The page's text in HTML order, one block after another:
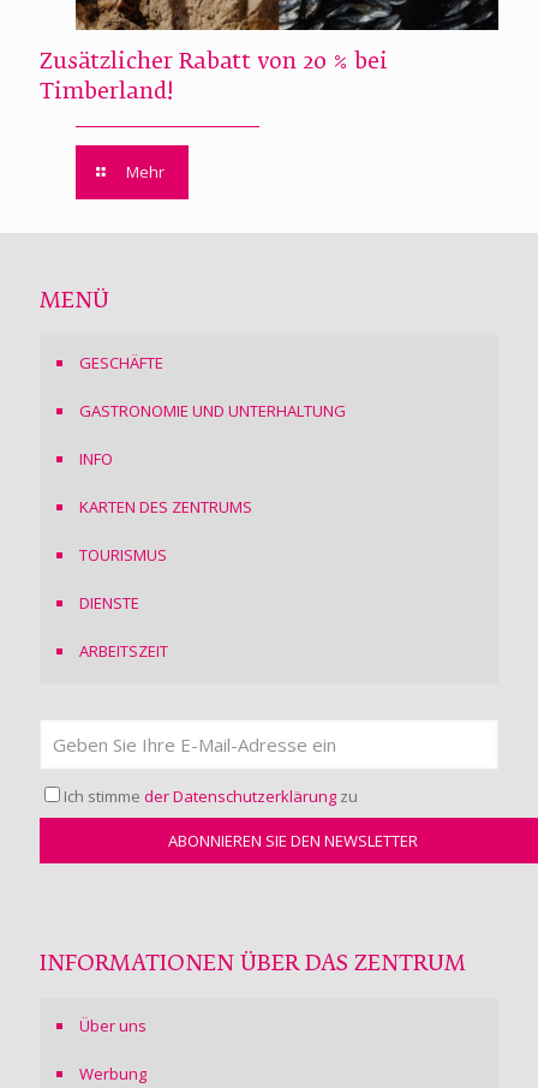
Zusätzlicher Rabatt von 20 % bei
Timberland!
Mehr
MENÜ
GESCHÄFTE
GASTRONOMIE UND UNTERHALTUNG
INFO
KARTEN DES ZENTRUMS
TOURISMUS
DIENSTE
ARBEITSZEIT
Ich stimme der Datenschutzerklärung zu
INFORMATIONEN ÜBER DAS ZENTRUM
Über uns
Werbung